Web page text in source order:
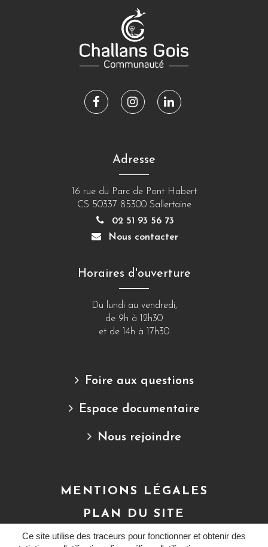
Ce site utilise des traceurs pour fonctionner et obtenir des
Lien
Facebook
Lien
Instagram
Lien
Adresse
16 rue du Parc de Pont Habert
CS 50337 85300 Sallertaine
02 51 93 56 73
Nous contacter
Horaires d'ouverture
Du lundi au vendredi,
de 9h à 12h30
et de 14h à 17h30
Foire aux questions
Espace documentaire
Nous rejoindre
MENTIONS LÉGALES
PLAN DU SITE
CRÉDITS